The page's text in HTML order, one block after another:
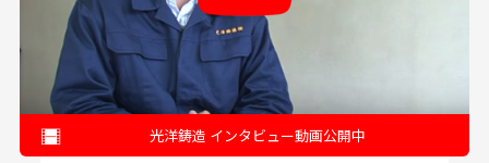
光洋鋳造 インタビュー動画公開中